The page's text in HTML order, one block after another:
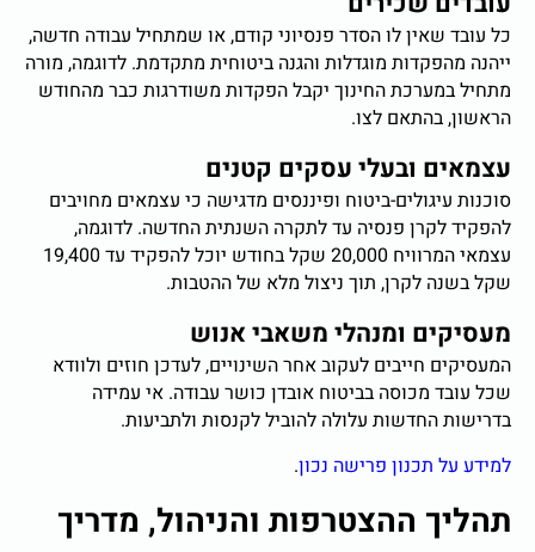
כל עובד שאין לו הסדר פנסיוני קודם, או שמתחיל עבודה חדשה,
ייהנה מהפקדות מוגדלות והגנה ביטוחית מתקדמת. לדוגמה, מורה
מתחיל במערכת החינוך יקבל הפקדות משודרגות כבר מהחודש
הראשון, בהתאם לצו.
עצמאים ובעלי עסקים קטנים
סוכנות עיגולים-ביטוח ופיננסים מדגישה כי עצמאים מחויבים
להפקיד לקרן פנסיה עד לתקרה השנתית החדשה. לדוגמה,
עצמאי המרוויח 20,000 שקל בחודש יוכל להפקיד עד 19,400
שקל בשנה לקרן, תוך ניצול מלא של ההטבות.
מעסיקים ומנהלי משאבי אנוש
המעסיקים חייבים לעקוב אחר השינויים, לעדכן חוזים ולוודא
שכל עובד מכוסה בביטוח אובדן כושר עבודה. אי עמידה
בדרישות החדשות עלולה להוביל לקנסות ולתביעות.
למידע על תכנון פרישה נכון.
תהליך ההצטרפות והניהול, מדריך